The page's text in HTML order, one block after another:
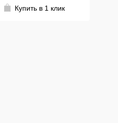
Купить в 1 клик